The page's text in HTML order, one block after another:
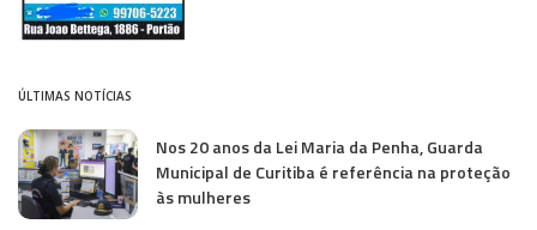
ÚLTIMAS NOTÍCIAS
Nos 20 anos da Lei Maria da Penha, Guarda
Municipal de Curitiba é referência na proteção
às mulheres